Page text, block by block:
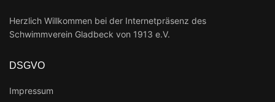
Herzlich Willkommen bei der Internetpräsenz des
Schwimmverein Gladbeck von 1913 e.V.
DSGVO
Impressum